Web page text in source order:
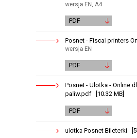
wersja EN, A4
PDF
Posnet - Fiscal printers
wersja EN
PDF
Posnet - Ulotka - Online
paliw.pdf [10.32 MB]
PDF
ulotka Posnet Bileterki